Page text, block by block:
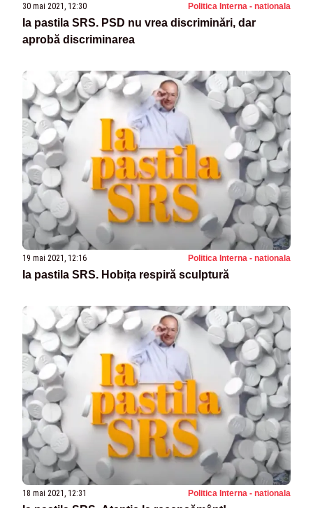
30 mai 2021, 12:30 Politica Interna - nationala
Ia pastila SRS. PSD nu vrea discriminări, dar
aprobă discriminarea
19 mai 2021, 12:16 Politica Interna - nationala
Ia pastila SRS. Hobița respiră sculptură
18 mai 2021, 12:31 Politica Interna - nationala